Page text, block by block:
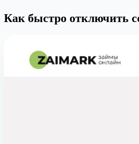
Как быстро отключить